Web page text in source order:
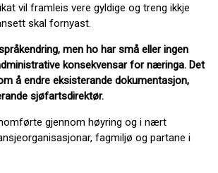
vil framleis vere gyldige og treng ikkje
skal fornyast.
men ho har små eller ingen
konsekvensar for næringa. Det
å endre eksisterande dokumentasjon,
sjøfartsdirektør.
gjennom høyring og i nært
fagmiljø og partane i